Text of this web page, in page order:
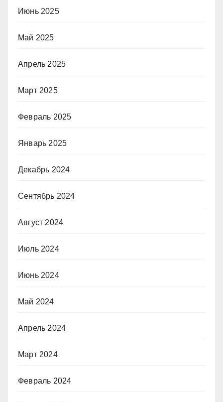
Июнь 2025
Май 2025
Апрель 2025
Март 2025
Февраль 2025
Январь 2025
Декабрь 2024
Сентябрь 2024
Август 2024
Июль 2024
Июнь 2024
Май 2024
Апрель 2024
Март 2024
Февраль 2024